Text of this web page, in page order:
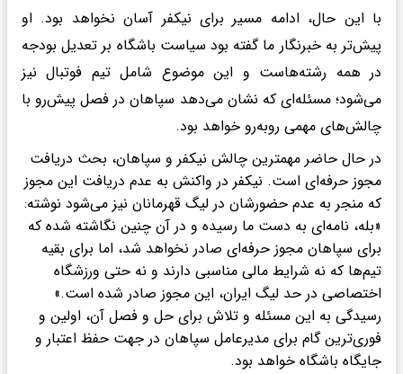
با این حال، ادامه مسیر برای نیکفر آسان نخواهد بود. او
پیش‌تر به خبرنگار ما گفته بود سیاست باشگاه بر تعدیل بودجه
در همه رشته‌هاست و این موضوع شامل تیم فوتبال نیز
می‌شود؛ مسئله‌ای که نشان می‌دهد سپاهان در فصل پیش‌رو با
چالش‌های مهمی روبه‌رو خواهد بود.
در حال حاضر مهمترین چالش نیکفر و سپاهان، بحث دریافت
مجوز حرفه‌ای است. نیکفر در واکنش به عدم دریافت این مجوز
که منجر به عدم حضورشان در لیگ قهرمانان نیز می‌شود نوشته:
«بله، نامه‌ای به دست ما رسیده و در آن چنین نگاشته شده که
برای سپاهان مجوز حرفه‌ای صادر نخواهد شد، اما برای بقیه
تیم‌ها که نه شرایط مالی مناسبی دارند و نه حتی ورزشگاه
اختصاصی در حد لیگ ایران، این مجوز صادر شده است.»
رسیدگی به این مسئله و تلاش برای حل و فصل آن، اولین و
فوری‌ترین گام برای مدیرعامل سپاهان در جهت حفظ اعتبار و
جایگاه باشگاه خواهد بود.